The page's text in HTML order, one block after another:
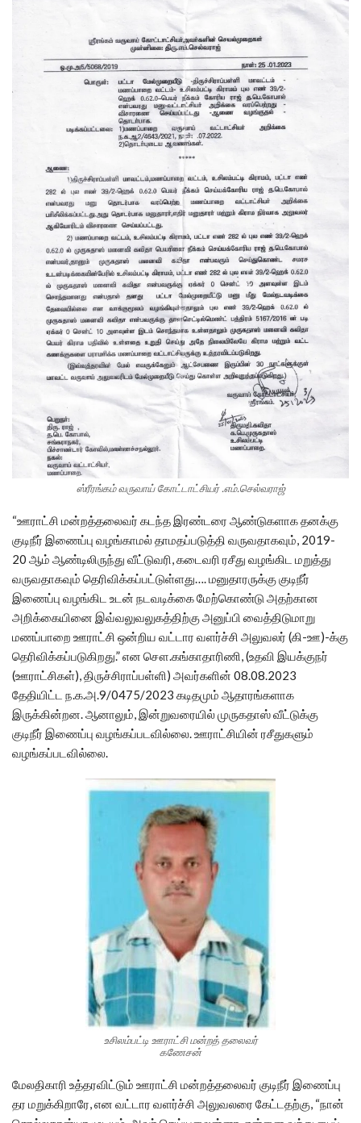
ஸ்ரீரங்கம் வருவாய் கோட்டாட்சியர் .எம்.செல்வராஜ்
“ஊராட்சி மன்றத்தலைவர் கடந்த இரண்டரை ஆண்டுகளாக தனக்கு
குடிநீர் இணைப்பு வழங்காமல் தாமதப்படுத்தி வருவதாகவும், 2019-
20 ஆம் ஆண்டிலிருந்து வீட்டுவரி, கடைவரி ரசீது வழங்கிட மறுத்து
வருவதாகவும் தெரிவிக்கப்பட்டுள்ளது…. மனுதாரருக்கு குடிநீர்
இணைப்பு வழங்கிட உடன் நடவடிக்கை மேற்கொண்டு அதற்கான
அறிக்கையினை இவ்வலுவலுகத்திற்கு அனுப்பி வைத்திடுமாறு
மணப்பாறை ஊராட்சி ஒன்றிய வட்டார வளர்ச்சி அலுவலர் (கி-ஊ)-க்கு
தெரிவிக்கப்படுகிறது.” என சௌ.கங்காதாரிணி, (உதவி இயக்குநர்
(ஊராட்சிகள்), திருச்சிராப்பள்ளி) அவர்களின் 08.08.2023
தேதியிட்ட ந.க.அ.9/0475/2023 கடிதமும் ஆதாரங்களாக
இருக்கின்றன. ஆனாலும், இன்றுவரையில் முருகதாஸ் வீட்டுக்கு
குடிநீர் இணைப்பு வழங்கப்படவில்லை. ஊராட்சியின் ரசீதுகளும்
வழங்கப்படவில்லை.
உசிலம்பட்டி ஊராட்சி மன்றத் தலைவர்
கணேசன்
மேலதிகாரி உத்தரவிட்டும் ஊராட்சி மன்றத்தலைவர் குடிநீர் இணைப்பு
தர மறுக்கிறாரே, என வட்டார வளர்ச்சி அலுவலரை கேட்டதற்கு, “நான்